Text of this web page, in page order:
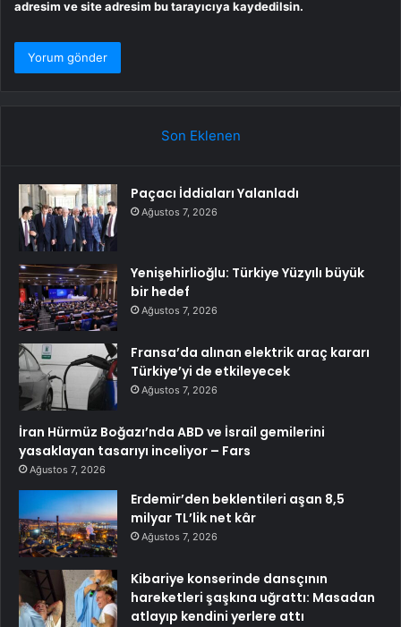
adresim ve site adresim bu tarayıcıya kaydedilsin.
Son Eklenen
Paçacı İddiaları Yalanladı
Ağustos 7, 2026
Yenişehirlioğlu: Türkiye Yüzyılı büyük
bir hedef
Ağustos 7, 2026
Fransa’da alınan elektrik araç kararı
Türkiye’yi de etkileyecek
Ağustos 7, 2026
İran Hürmüz Boğazı’nda ABD ve İsrail gemilerini
yasaklayan tasarıyı inceliyor – Fars
Ağustos 7, 2026
Erdemir’den beklentileri aşan 8,5
milyar TL’lik net kâr
Ağustos 7, 2026
Kibariye konserinde dansçının
hareketleri şaşkına uğrattı: Masadan
atlayıp kendini yerlere attı